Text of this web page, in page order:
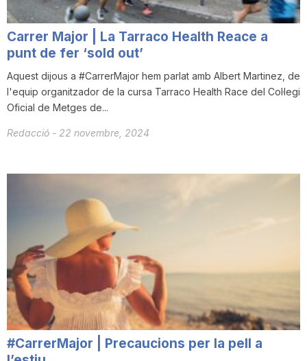
Carrer Major | La Tarraco Health Reace a
punt de fer ‘sold out’
Aquest dijous a #CarrerMajor hem parlat amb Albert Martinez, de
l'equip organitzador de la cursa Tarraco Health Race del Col·legi
Oficial de Metges de...
Redacció - 22 novembre, 2024
#CarrerMajor | Precaucions per la pell a